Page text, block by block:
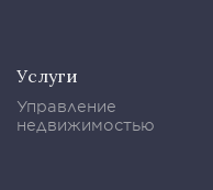
Услуги
Управление
недвижимостью